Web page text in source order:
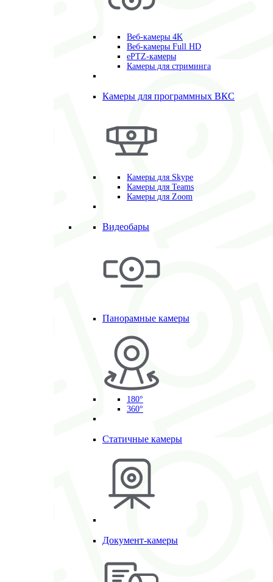
Веб-камеры 4K
Веб-камеры Full HD
ePTZ-камеры
Камеры для стриминга
Камеры для программных ВКС
Камеры для Skype
Камеры для Teams
Камеры для Zoom
Видеобары
Панорамные камеры
180°
360°
Статичные камеры
Документ-камеры